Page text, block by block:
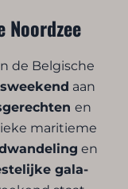
Noordzee
de Belgische
aan
en
maritieme
en
gala-